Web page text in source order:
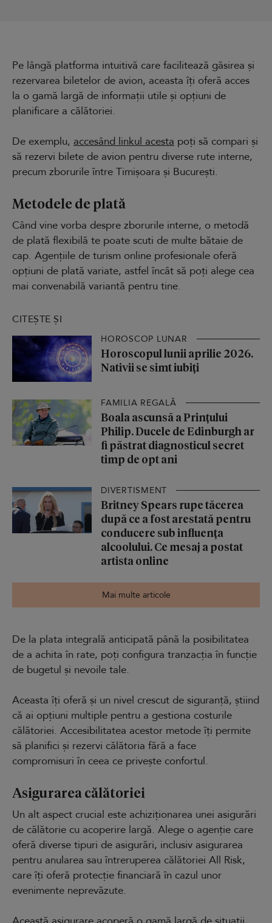
Pe lângă platforma intuitivă care facilitează găsirea și
rezervarea biletelor de avion, aceasta îți oferă acces
la o gamă largă de informații utile și opțiuni de
planificare a călătoriei.
De exemplu, accesând linkul acesta poți să compari și
să rezervi bilete de avion pentru diverse rute interne,
precum zborurile între Timișoara și București.
Metodele de plată
Când vine vorba despre zborurile interne, o metodă
de plată flexibilă te poate scuti de multe bătaie de
cap. Agențiile de turism online profesionale oferă
opțiuni de plată variate, astfel încât să poți alege cea
mai convenabilă variantă pentru tine.
CITEȘTE ȘI
HOROSCOP LUNAR
Horoscopul lunii aprilie 2026.
Nativii se simt iubiți
FAMILIA REGALĂ
Boala ascunsă a Prințului
Philip. Ducele de Edinburgh ar
fi păstrat diagnosticul secret
timp de opt ani
DIVERTISMENT
Britney Spears rupe tăcerea
după ce a fost arestată pentru
conducere sub influența
alcoolului. Ce mesaj a postat
artista online
Mai multe articole
De la plata integrală anticipată până la posibilitatea
de a achita în rate, poți configura tranzacția în funcție
de bugetul și nevoile tale.
Aceasta îți oferă și un nivel crescut de siguranță, știind
că ai opțiuni multiple pentru a gestiona costurile
călătoriei. Accesibilitatea acestor metode îți permite
să planifici și rezervi călătoria fără a face
compromisuri în ceea ce privește confortul.
Asigurarea călătoriei
Un alt aspect crucial este achiziționarea unei asigurări
de călătorie cu acoperire largă. Alege o agenție care
oferă diverse tipuri de asigurări, inclusiv asigurarea
pentru anularea sau întreruperea călătoriei All Risk,
care îți oferă protecție financiară în cazul unor
evenimente neprevăzute.